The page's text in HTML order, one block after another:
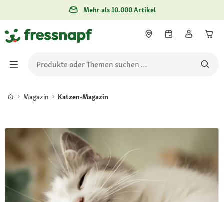
Mehr als 10.000 Artikel
Magazin Katzen-Magazin